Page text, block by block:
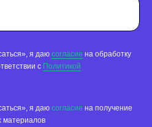
я даю согласие на обработку
с Политикой
я даю согласие на получение